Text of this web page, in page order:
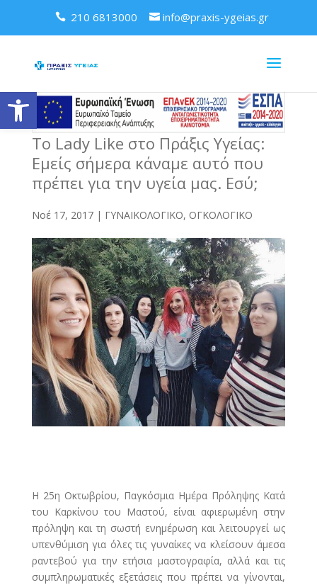
Ανοίξτε τη γραμμή εργαλείων
210 6813000 info@praxis-ygeias.gr
Το Lady Like στο Πράξις Υγείας:
Εμείς σήμερα κάναμε αυτό που
πρέπει για την υγεία μας. Εσύ;
Νοέ 17, 2017| ΓΥΝΑΙΚΟΛΟΓΙΚΟ, ΟΓΚΟΛΟΓΙΚΟ
Η 25η Οκτωβρίου, Παγκόσμια Ημέρα Πρόληψης Κατά
του Καρκίνου του Μαστού, είναι αφιερωμένη στην
πρόληψη και τη σωστή ενημέρωση και λειτουργεί ως
υπενθύμιση για όλες τις γυναίκες να κλείσουν άμεσα
ραντεβού για την ετήσια μαστογραφία, αλλά και τις
συμπληρωματικές εξετάσεις που πρέπει να γίνονται,